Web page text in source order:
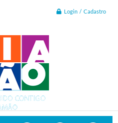
Login / Cadastro